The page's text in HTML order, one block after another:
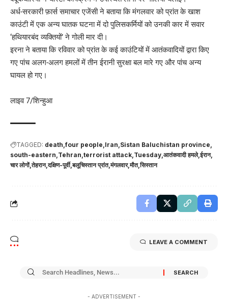
अर्ध-सरकारी फ़ार्स समाचार एजेंसी ने बताया कि मंगलवार को प्रांत के खाश
काउंटी में एक अन्य घातक घटना में दो पुलिसकर्मियों को उनकी कार में सवार
‘हथियारबंद व्यक्तियों’ ने गोली मार दी।
इरना ने बताया कि रविवार को प्रांत के कई काउंटियों में आतंकवादियों द्वारा किए
गए पांच अलग-अलग हमलों में तीन ईरानी सुरक्षा बल मारे गए और पांच अन्य
घायल हो गए।
लाइव 7/शिन्हुआ
TAGGED: death four people Iran Sistan Baluchistan province
south-eastern Tehran terrorist attack Tuesday आतंकवादी हमले ईरान
चार लोगों तेहरान दक्षिण-पूर्वी बलूचिस्तान प्रांत मंगलवार मौत सिस्तान
LEAVE A COMMENT
- ADVERTISEMENT -